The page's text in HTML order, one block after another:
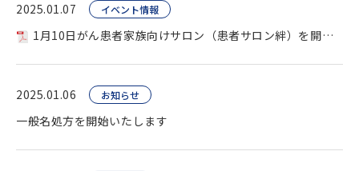
2025.01.07 イベント情報
1月10日がん患者家族向けサロン（患者サロン絆）を開催します
2025.01.06 お知らせ
一般名処方を開始いたします